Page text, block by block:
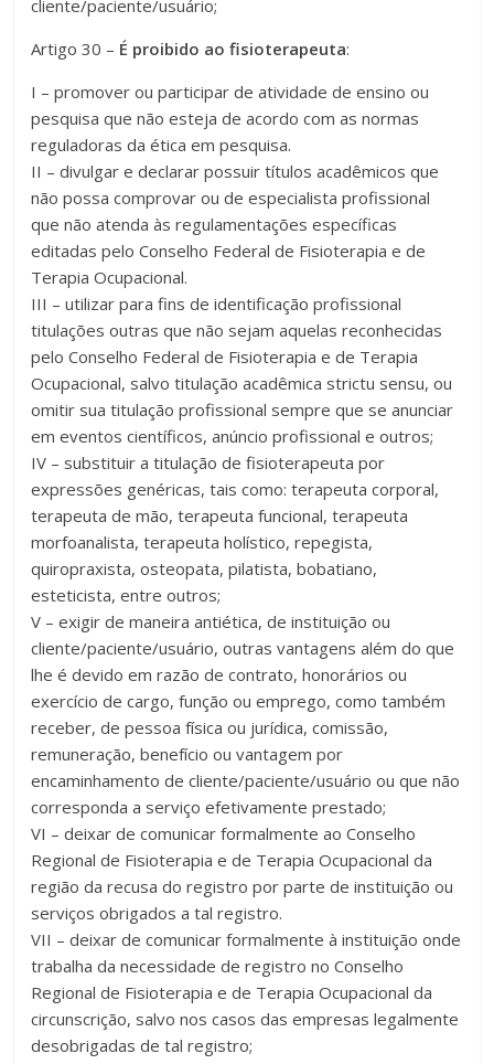
cliente/paciente/usuário;
Artigo 30 – É proibido ao fisioterapeuta:
I – promover ou participar de atividade de ensino ou
pesquisa que não esteja de acordo com as normas
reguladoras da ética em pesquisa.
II – divulgar e declarar possuir títulos acadêmicos que
não possa comprovar ou de especialista profissional
que não atenda às regulamentações específicas
editadas pelo Conselho Federal de Fisioterapia e de
Terapia Ocupacional.
III – utilizar para fins de identificação profissional
titulações outras que não sejam aquelas reconhecidas
pelo Conselho Federal de Fisioterapia e de Terapia
Ocupacional, salvo titulação acadêmica strictu sensu, ou
omitir sua titulação profissional sempre que se anunciar
em eventos científicos, anúncio profissional e outros;
IV – substituir a titulação de fisioterapeuta por
expressões genéricas, tais como: terapeuta corporal,
terapeuta de mão, terapeuta funcional, terapeuta
morfoanalista, terapeuta holístico, repegista,
quiropraxista, osteopata, pilatista, bobatiano,
esteticista, entre outros;
V – exigir de maneira antiética, de instituição ou
cliente/paciente/usuário, outras vantagens além do que
lhe é devido em razão de contrato, honorários ou
exercício de cargo, função ou emprego, como também
receber, de pessoa física ou jurídica, comissão,
remuneração, benefício ou vantagem por
encaminhamento de cliente/paciente/usuário ou que não
corresponda a serviço efetivamente prestado;
VI – deixar de comunicar formalmente ao Conselho
Regional de Fisioterapia e de Terapia Ocupacional da
região da recusa do registro por parte de instituição ou
serviços obrigados a tal registro.
VII – deixar de comunicar formalmente à instituição onde
trabalha da necessidade de registro no Conselho
Regional de Fisioterapia e de Terapia Ocupacional da
circunscrição, salvo nos casos das empresas legalmente
desobrigadas de tal registro;